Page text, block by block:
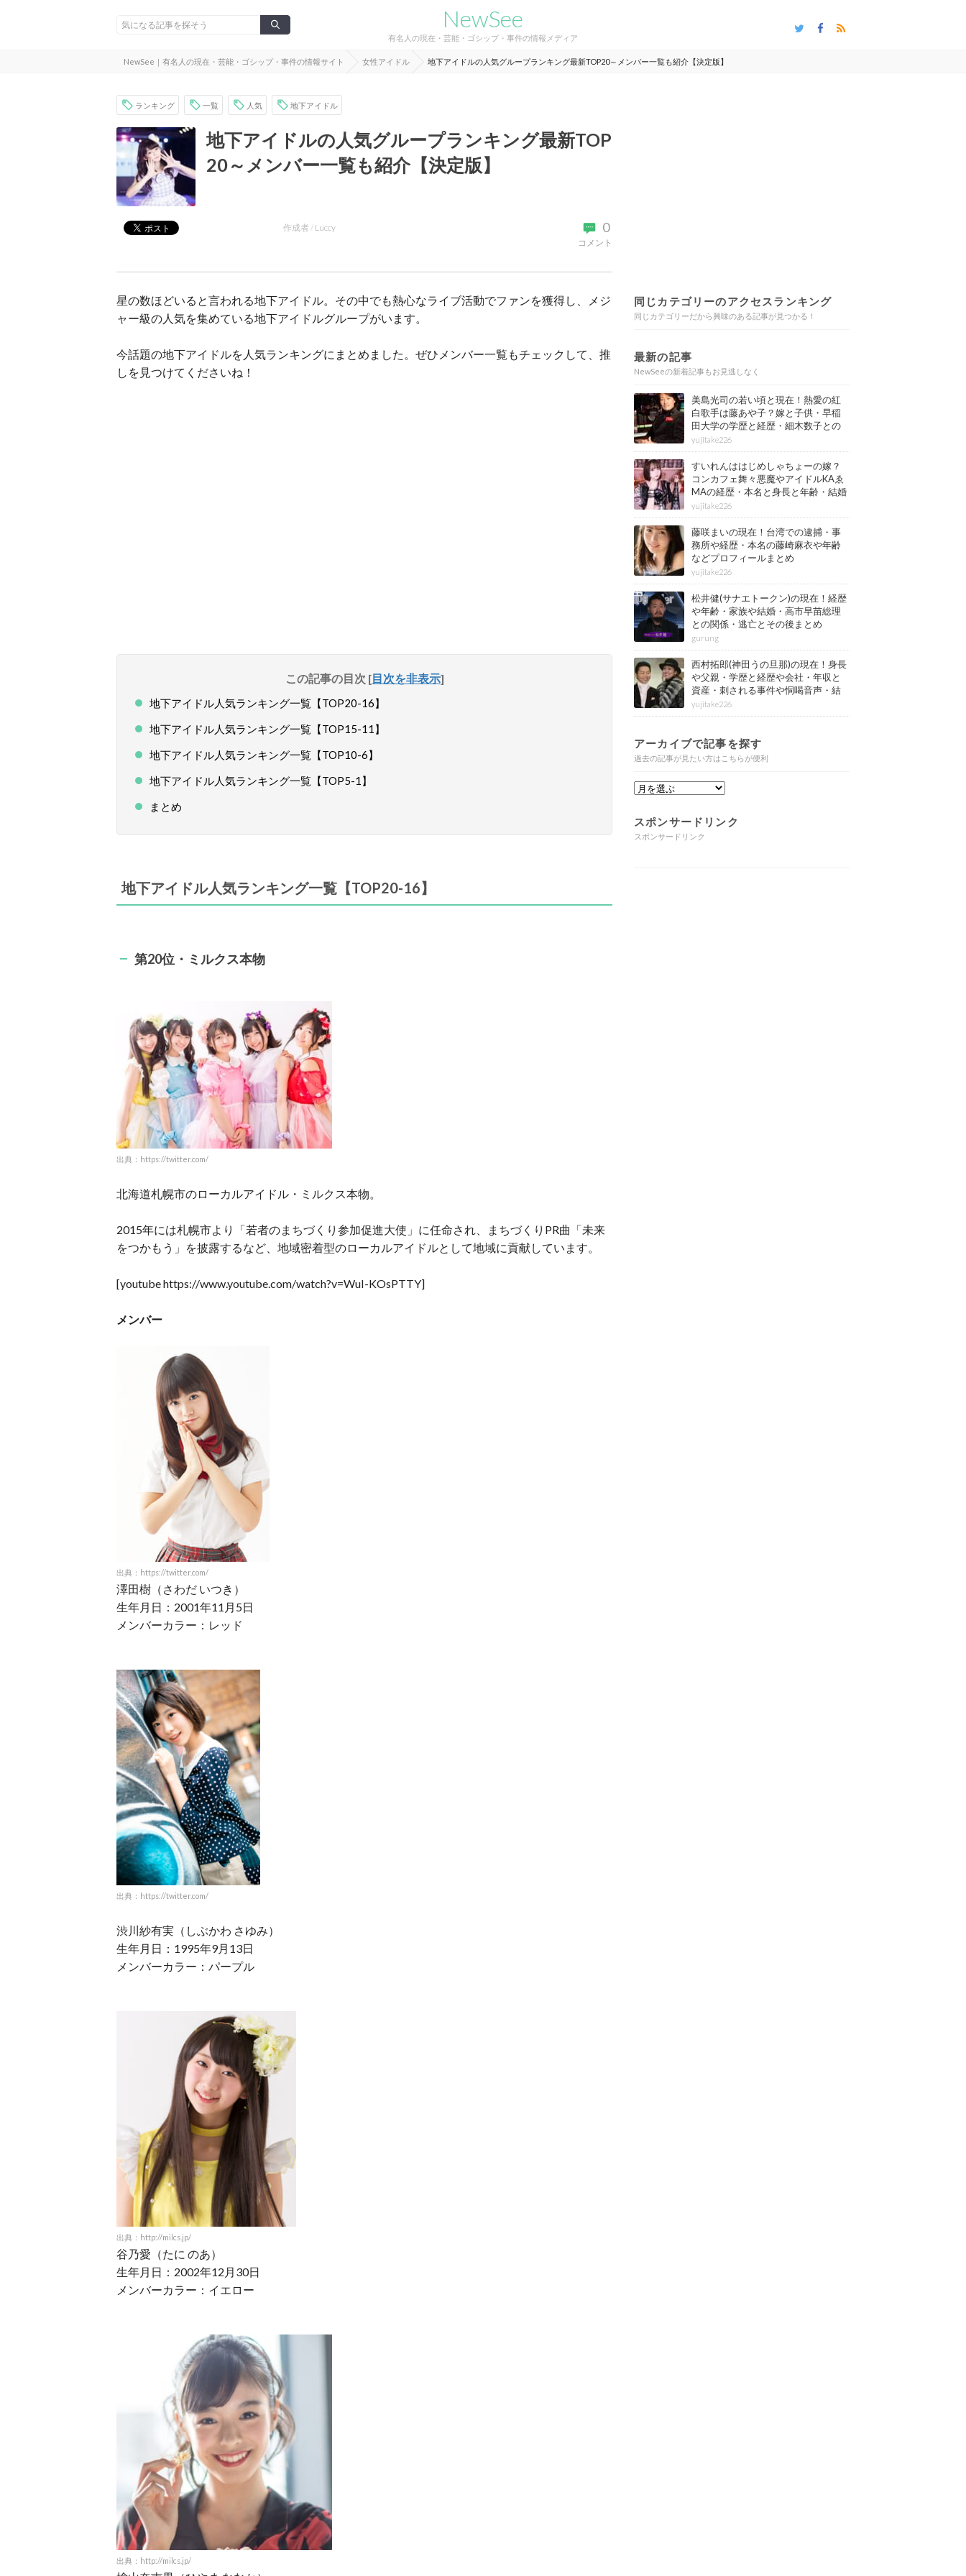
NewSee
有名人の現在・芸能・ゴシップ・事件の情報メディア
NewSee｜有名人の現在・芸能・ゴシップ・事件の情報サイト 女性アイドル 地下アイドルの人気グループランキング最新TOP20～メンバー一覧も紹介【決定版】
ランキング 一覧 人気 地下アイドル
地下アイドルの人気グループランキング最新TOP
20～メンバー一覧も紹介【決定版】
0
コメント
作成者 / Luccy
星の数ほどいると言われる地下アイドル。その中でも熱心なライブ活動でファンを獲得し、メジ
ャー級の人気を集めている地下アイドルグループがいます。
今話題の地下アイドルを人気ランキングにまとめました。ぜひメンバー一覧もチェックして、推
しを見つけてくださいね！
この記事の目次 [目次を非表示]
地下アイドル人気ランキング一覧【TOP20-16】
地下アイドル人気ランキング一覧【TOP15-11】
地下アイドル人気ランキング一覧【TOP10-6】
地下アイドル人気ランキング一覧【TOP5-1】
まとめ
地下アイドル人気ランキング一覧【TOP20-16】
第20位・ミルクス本物
出典：https://twitter.com/
北海道札幌市のローカルアイドル・ミルクス本物。
2015年には札幌市より「若者のまちづくり参加促進大使」に任命され、まちづくりPR曲「未来
をつかもう」を披露するなど、地域密着型のローカルアイドルとして地域に貢献しています。
[youtube https://www.youtube.com/watch?v=WuI-KOsPTTY]
メンバー
出典：https://twitter.com/
澤田樹（さわだ いつき）
生年月日：2001年11月5日
メンバーカラー：レッド
出典：https://twitter.com/
渋川紗有実（しぶかわ さゆみ）
生年月日：1995年9月13日
メンバーカラー：パープル
出典：http://milcs.jp/
谷乃愛（たに のあ）
生年月日：2002年12月30日
メンバーカラー：イエロー
出典：http://milcs.jp/
同じカテゴリーのアクセスランキング
同じカテゴリーだから興味のある記事が見つかる！
最新の記事
NewSeeの新着記事もお見逃しなく
美島光司の若い頃と現在！熱愛の紅
白歌手は藤あや子？嫁と子供・早稲
田大学の学歴と経歴・細木数子との
確執もまとめ
yujitake226
すいれんははじめしゃちょーの嫁？
コンカフェ舞々悪魔やアイドルKAゑ
MAの経歴・本名と身長と年齢・結婚
情報もまとめ
yujitake226
藤咲まいの現在！台湾での逮捕・事
務所や経歴・本名の藤崎麻衣や年齢
などプロフィールまとめ
yujitake226
松井健(サナエトークン)の現在！経歴
や年齢・家族や結婚・高市早苗総理
との関係・逃亡とその後まとめ
gurung
西村拓郎(神田うの旦那)の現在！身長
や父親・学歴と経歴や会社・年収と
資産・刺される事件や恫喝音声・結
婚と子供や自宅・脳梗塞の病気もま
とめ
yujitake226
アーカイブで記事を探す
過去の記事が見たい方はこちらが便利
スポンサードリンク
スポンサードリンク